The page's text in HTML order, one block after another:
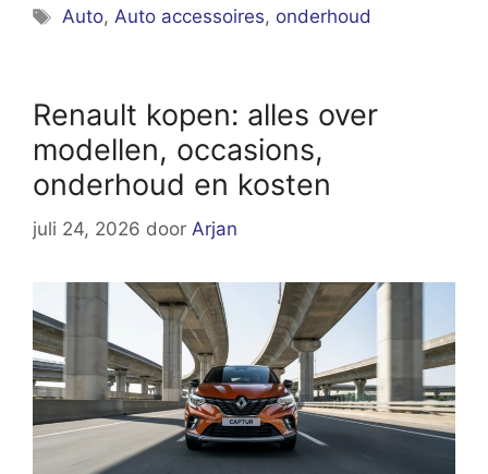
Tags
Auto,Auto accessoires, onderhoud
Renault kopen: alles over
modellen, occasions,
onderhoud en kosten
juli 24, 2026 door Arjan